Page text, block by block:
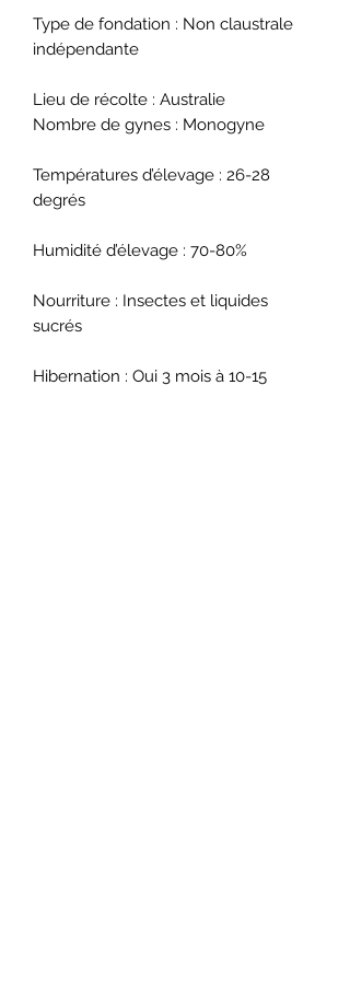
Type de fondation : Non claustrale
indépendante
Lieu de récolte : Australie
Nombre de gynes : Monogyne
Températures d’élevage : 26-28
degrés
Humidité d’élevage : 70-80%
Nourriture : Insectes et liquides
sucrés
Hibernation : Oui 3 mois à 10-15